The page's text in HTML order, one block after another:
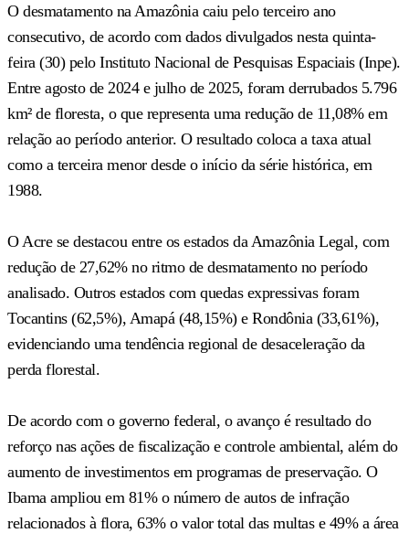
O desmatamento na Amazônia caiu pelo terceiro ano
consecutivo, de acordo com dados divulgados nesta quinta-
feira (30) pelo Instituto Nacional de Pesquisas Espaciais (Inpe).
Entre agosto de 2024 e julho de 2025, foram derrubados 5.796
km² de floresta, o que representa uma redução de 11,08% em
relação ao período anterior. O resultado coloca a taxa atual
como a terceira menor desde o início da série histórica, em
1988.
O Acre se destacou entre os estados da Amazônia Legal, com
redução de 27,62% no ritmo de desmatamento no período
analisado. Outros estados com quedas expressivas foram
Tocantins (62,5%), Amapá (48,15%) e Rondônia (33,61%),
evidenciando uma tendência regional de desaceleração da
perda florestal.
De acordo com o governo federal, o avanço é resultado do
reforço nas ações de fiscalização e controle ambiental, além do
aumento de investimentos em programas de preservação. O
Ibama ampliou em 81% o número de autos de infração
relacionados à flora, 63% o valor total das multas e 49% a área